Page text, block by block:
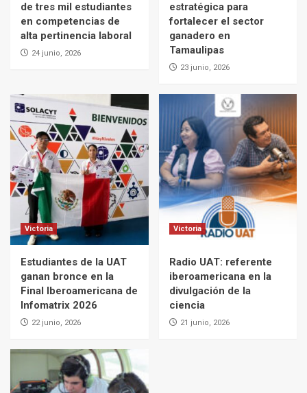
de tres mil estudiantes
en competencias de
alta pertinencia laboral
24 junio, 2026
estratégica para
fortalecer el sector
ganadero en
Tamaulipas
23 junio, 2026
Victoria
Estudiantes de la UAT
ganan bronce en la
Final Iberoamericana de
Infomatrix 2026
22 junio, 2026
Victoria
Radio UAT: referente
iberoamericana en la
divulgación de la
ciencia
21 junio, 2026